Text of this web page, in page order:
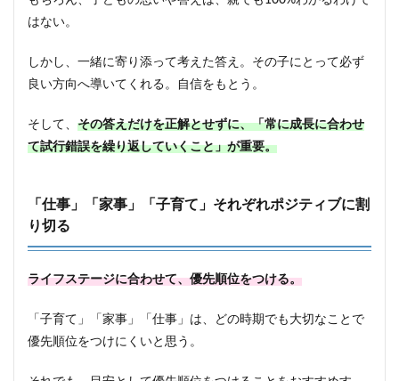
はない。
しかし、一緒に寄り添って考えた答え。その子にとって必ず
良い方向へ導いてくれる。自信をもとう。
そして、 その答えだけを正解とせずに、「常に成長に合わせ
て試行錯誤を繰り返していくこと」が重要。
「仕事」「家事」「子育て」それぞれポジティブに割
り切る
ライフステージに合わせて、優先順位をつける。
「子育て」「家事」「仕事」は、どの時期でも大切なことで
優先順位をつけにくいと思う。